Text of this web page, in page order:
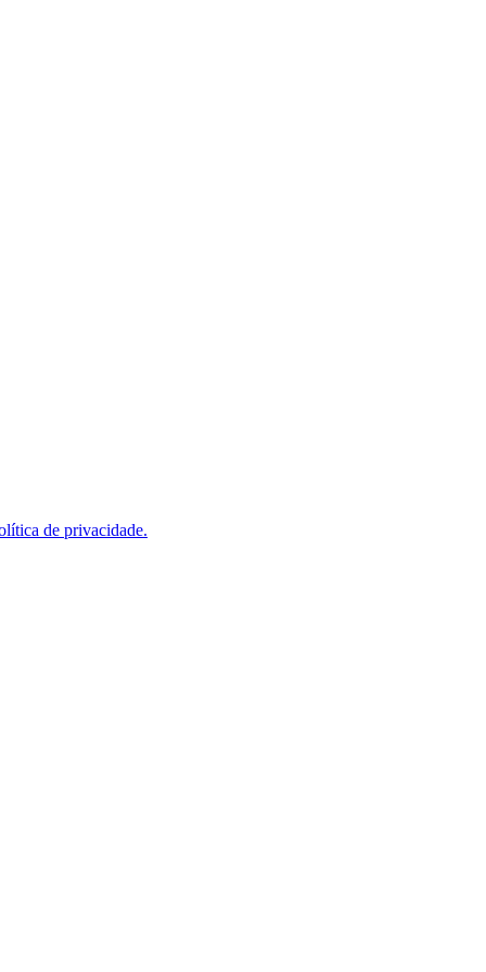
de privacidade.